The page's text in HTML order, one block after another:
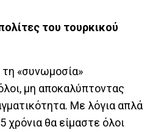
του τουρκικού
τη «συνωμοσία»
μη αποκαλύπτοντας
Με λόγια απλά
χρόνια θα είμαστε όλοι